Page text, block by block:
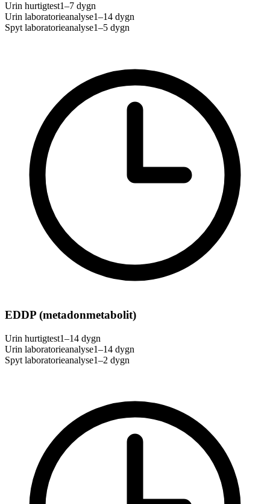
Urin hurtigtest1–7 dygn
Urin laboratorieanalyse1–14 dygn
Spyt laboratorieanalyse1–5 dygn
EDDP (metadonmetabolit)
Urin hurtigtest1–14 dygn
Urin laboratorieanalyse1–14 dygn
Spyt laboratorieanalyse1–2 dygn